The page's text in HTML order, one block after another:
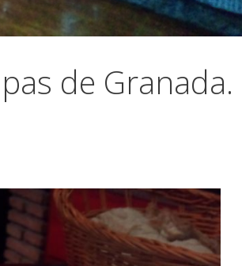
de Granada.